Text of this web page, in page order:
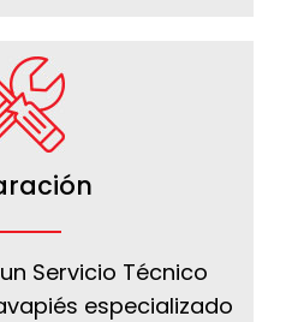
Servicio Técnico
especializado